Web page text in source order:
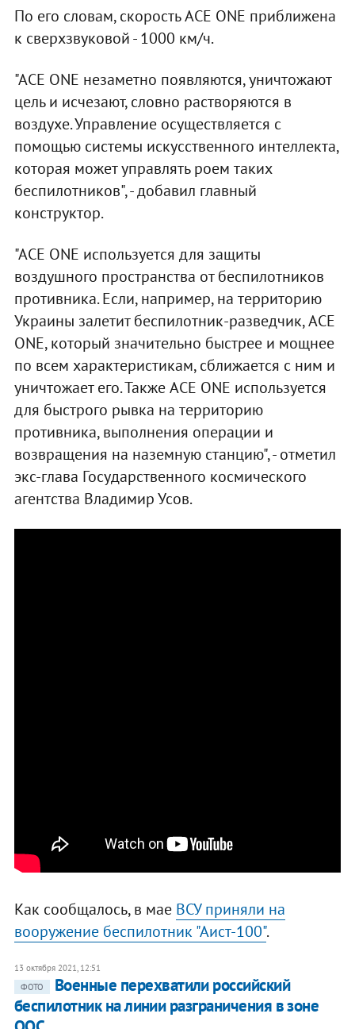
По его словам, скорость ACE ONE приближена
к сверхзвуковой - 1000 км/ч.
"ACE ONE незаметно появляются, уничтожают
цель и исчезают, словно растворяются в
воздухе. Управление осуществляется с
помощью системы искусственного интеллекта,
которая может управлять роем таких
беспилотников", - добавил главный
конструктор.
"ACE ONE используется для защиты
воздушного пространства от беспилотников
противника. Если, например, на территорию
Украины залетит беспилотник-разведчик, ACE
ONE, который значительно быстрее и мощнее
по всем характеристикам, сближается с ним и
уничтожает его. Также ACE ONE используется
для быстрого рывка на территорию
противника, выполнения операции и
возвращения на наземную станцию", - отметил
экс-глава Государственного космического
агентства Владимир Усов.
Как сообщалось, в мае ВСУ приняли на
вооружение беспилотник "Аист-100".
13 октября 2021, 12:51
ФОТО
Военные перехватили российский
беспилотник на линии разграничения в зоне